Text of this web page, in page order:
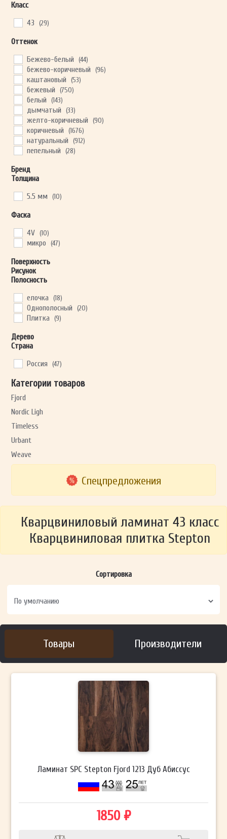
Ваши данные не будут переданы третьим лицам
Класс
43
(29)
Оттенок
Бежево-белый
(44)
бежево-коричневый (96)
каштановый (53)
бежевый (750)
белый (143)
дымчатый (33)
желто-коричневый (90)
коричневый (1676)
натуральный (912)
пепельный (28)
Светло-серый
светлый
серо-коричневый
серый (507)
смешанные цвета
тёмно-серый
Бренд
Толщина
5.5 мм
(10)
Фаска
4V (10)
микро (47)
Поверхность
Рисунок
Полосность
елочка
(18)
Однополосный (20)
Плитка (9)
Дерево
Страна
Россия
(47)
Категории товаров
Fjord
Nordic Ligh
Timeless
Urbant
Weave
Спецпредложения
Кварцвиниловый ламинат 43 класс
Кварцвиниловая плитка Stepton
Сортировка
Товары Производители
Ламинат SPC Stepton Fjord 1213 Дуб Абиссус
1850 ₽